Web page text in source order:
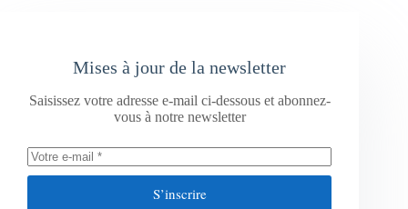
Mises à jour de la newsletter
Saisissez votre adresse e-mail ci-dessous et abonnez-
vous à notre newsletter
S’inscrire